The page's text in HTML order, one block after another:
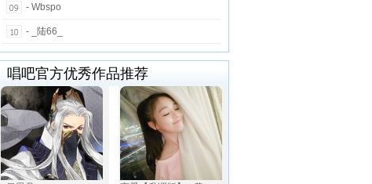
- Wbspo
- _陆66_
唱吧官方优秀作品推荐